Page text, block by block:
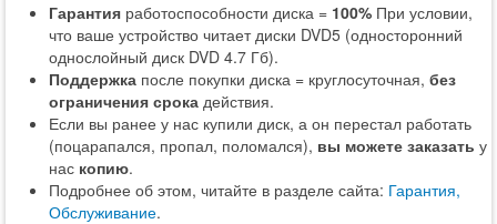
Гарантия работоспособности диска = 100% При условии,
что ваше устройство читает диски DVD5 (односторонний
однослойный диск DVD 4.7 Гб).
Поддержка после покупки диска = круглосуточная, без
ограничения срока действия.
Если вы ранее у нас купили диск, а он перестал работать
(поцарапался, пропал, поломался), вы можете заказать у
нас копию.
Подробнее об этом, читайте в разделе сайта: Гарантия,
Обслуживание.